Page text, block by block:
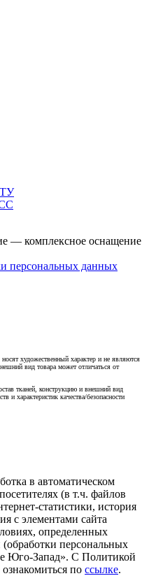
— комплексное оснащение
персональных данных
художественный характер и не являются
вид товара может отличаться от
тканей, конструкцию и внешний вид
и характеристик качества/безопасности
в автоматическом
(в т.ч. файлов
статистики, история
с элементами сайта
определенных
персональных
Юго-Запад». С Политикой
по ссылке.